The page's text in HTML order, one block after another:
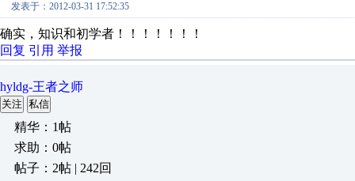
发表于：2012-03-31 17:52:35
确实，知识和初学者！！！！！！！
回复 引用 举报
hyldg-王者之师
关注 私信
精华：1帖
求助：0帖
帖子：2帖 | 242回